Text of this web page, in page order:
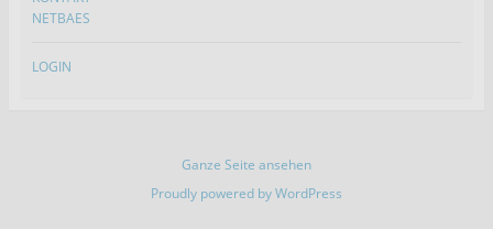
NETBAES
LOGIN
Ganze Seite ansehen
Proudly powered by WordPress